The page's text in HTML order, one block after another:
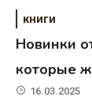
книги
Новинки
которые
16.03.2025